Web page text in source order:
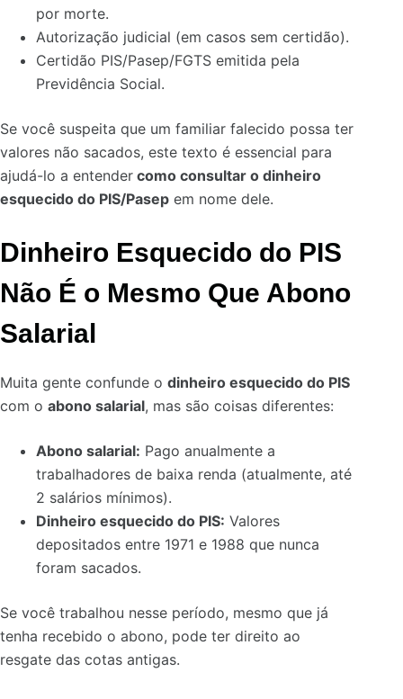
por morte.
Autorização judicial (em casos sem certidão).
Certidão PIS/Pasep/FGTS emitida pela
Previdência Social.
Se você suspeita que um familiar falecido possa ter
valores não sacados, este texto é essencial para
ajudá-lo a entender como consultar o dinheiro
esquecido do PIS/Pasep em nome dele.
Dinheiro Esquecido do PIS
Não É o Mesmo Que Abono
Salarial
Muita gente confunde o dinheiro esquecido do PIS
com o abono salarial, mas são coisas diferentes:
Abono salarial: Pago anualmente a
trabalhadores de baixa renda (atualmente, até
2 salários mínimos).
Dinheiro esquecido do PIS: Valores
depositados entre 1971 e 1988 que nunca
foram sacados.
Se você trabalhou nesse período, mesmo que já
tenha recebido o abono, pode ter direito ao
resgate das cotas antigas.